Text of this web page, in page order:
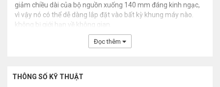
giảm chiều dài của bộ nguồn xuống 140 mm đáng kinh ngạc,
vì vậy nó có thể dễ dàng lắp đặt vào bất kỳ khung máy nào.
không bị giới hạn về không gian.
Đọc thêm
THÔNG SỐ KỸ THUẬT